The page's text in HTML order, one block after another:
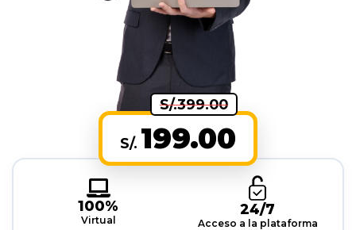
S/.399.00
S/. 199.00
100%
Virtual
24/7
Acceso a la plataforma